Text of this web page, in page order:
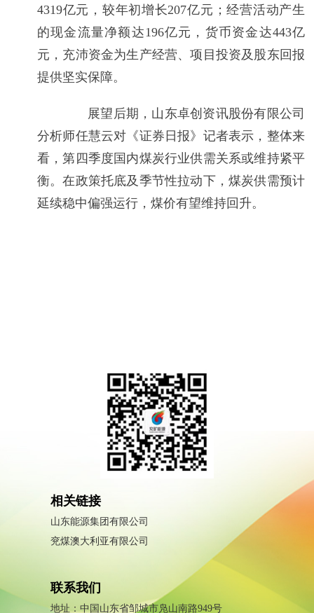
4319亿元，较年初增长207亿元；经营活动产生
的现金流量净额达196亿元，货币资金达443亿
元，充沛资金为生产经营、项目投资及股东回报
提供坚实保障。
展望后期，山东卓创资讯股份有限公司
分析师任慧云对《证券日报》记者表示，整体来
看，第四季度国内煤炭行业供需关系或维持紧平
衡。在政策托底及季节性拉动下，煤炭供需预计
延续稳中偏强运行，煤价有望维持回升。
相关链接
山东能源集团有限公司
兖煤澳大利亚有限公司
联系我们
地址：中国山东省邹城市凫山南路949号